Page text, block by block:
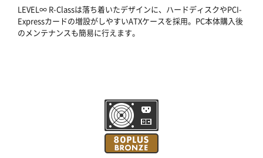
LEVEL∞ R-Classは落ち着いたデザインに、ハードディスクやPCI-
Expressカードの増設がしやすいATXケースを採用。PC本体購入後
のメンテナンスも簡易に行えます。